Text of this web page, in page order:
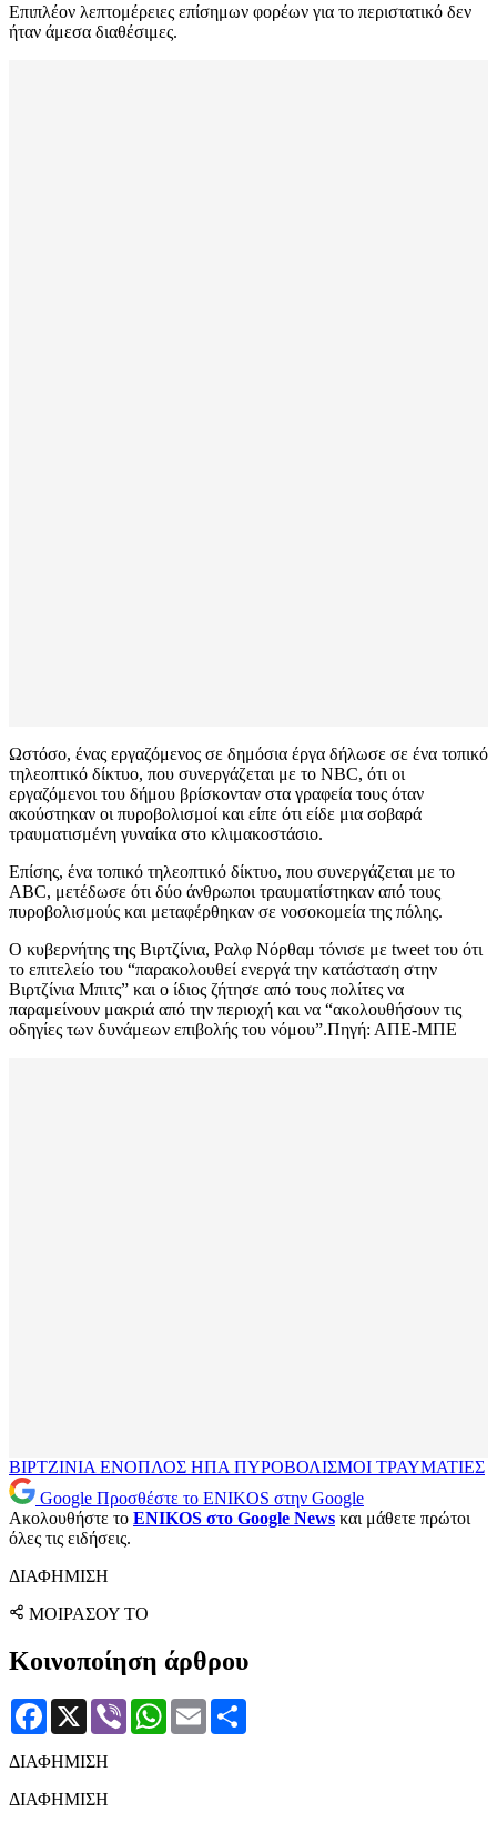
Επιπλέον λεπτομέρειες επίσημων φορέων για το περιστατικό δεν
ήταν άμεσα διαθέσιμες.
Ωστόσο, ένας εργαζόμενος σε δημόσια έργα δήλωσε σε ένα τοπικό
τηλεοπτικό δίκτυο, που συνεργάζεται με το NBC, ότι οι
εργαζόμενοι του δήμου βρίσκονταν στα γραφεία τους όταν
ακούστηκαν οι πυροβολισμοί και είπε ότι είδε μια σοβαρά
τραυματισμένη γυναίκα στο κλιμακοστάσιο.
Επίσης, ένα τοπικό τηλεοπτικό δίκτυο, που συνεργάζεται με το
ABC, μετέδωσε ότι δύο άνθρωποι τραυματίστηκαν από τους
πυροβολισμούς και μεταφέρθηκαν σε νοσοκομεία της πόλης.
Ο κυβερνήτης της Βιρτζίνια, Ραλφ Νόρθαμ τόνισε με tweet του ότι
το επιτελείο του “παρακολουθεί ενεργά την κατάσταση στην
Βιρτζίνια Μπιτς” και ο ίδιος ζήτησε από τους πολίτες να
παραμείνουν μακριά από την περιοχή και να “ακολουθήσουν τις
οδηγίες των δυνάμεων επιβολής του νόμου”.Πηγή: ΑΠΕ-ΜΠΕ
ΒΙΡΤΖΙΝΙΑ ΕΝΟΠΛΟΣ ΗΠΑ ΠΥΡΟΒΟΛΙΣΜΟΙ ΤΡΑΥΜΑΤΙΕΣ
Google Προσθέστε το ENIKOS στην Google
Ακολουθήστε το ENIKOS στο Google News και μάθετε πρώτοι
όλες τις ειδήσεις.
ΔΙΑΦΗΜΙΣΗ
ΜΟΙΡΑΣΟΥ ΤΟ
Κοινοποίηση άρθρου
Facebook
X Viber WhatsApp
Email
ΔΙΑΦΗΜΙΣΗ
ΔΙΑΦΗΜΙΣΗ